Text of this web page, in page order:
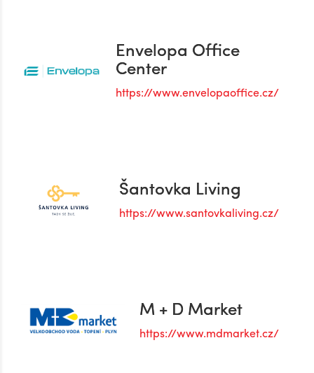
Envelopa Office
Center
https://www.envelopaoffice.cz/
Šantovka Living
https://www.santovkaliving.cz/
M + D Market
https://www.mdmarket.cz/